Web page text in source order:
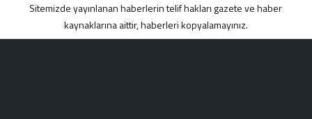
Sitemizde yayınlanan haberlerin telif hakları gazete ve haber
kaynaklarına aittir, haberleri kopyalamayınız.